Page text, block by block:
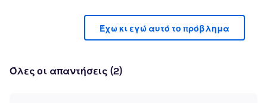
Έχω κι εγώ αυτό το πρόβλημα
Όλες οι απαντήσεις (2)